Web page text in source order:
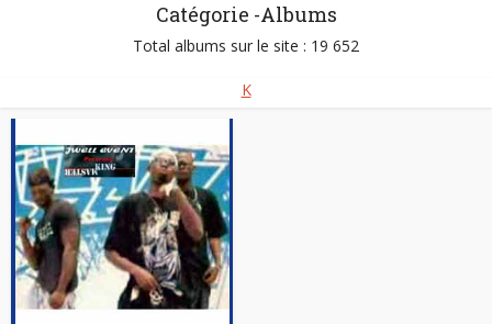
Catégorie -Albums
Total albums sur le site : 19 652
K